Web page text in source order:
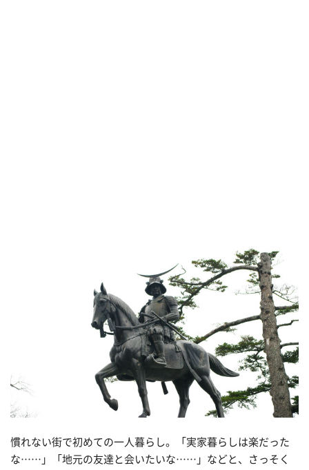
慣れない街で初めての一人暮らし。「実家暮らしは楽だった
な……」「地元の友達と会いたいな……」などと、さっそく